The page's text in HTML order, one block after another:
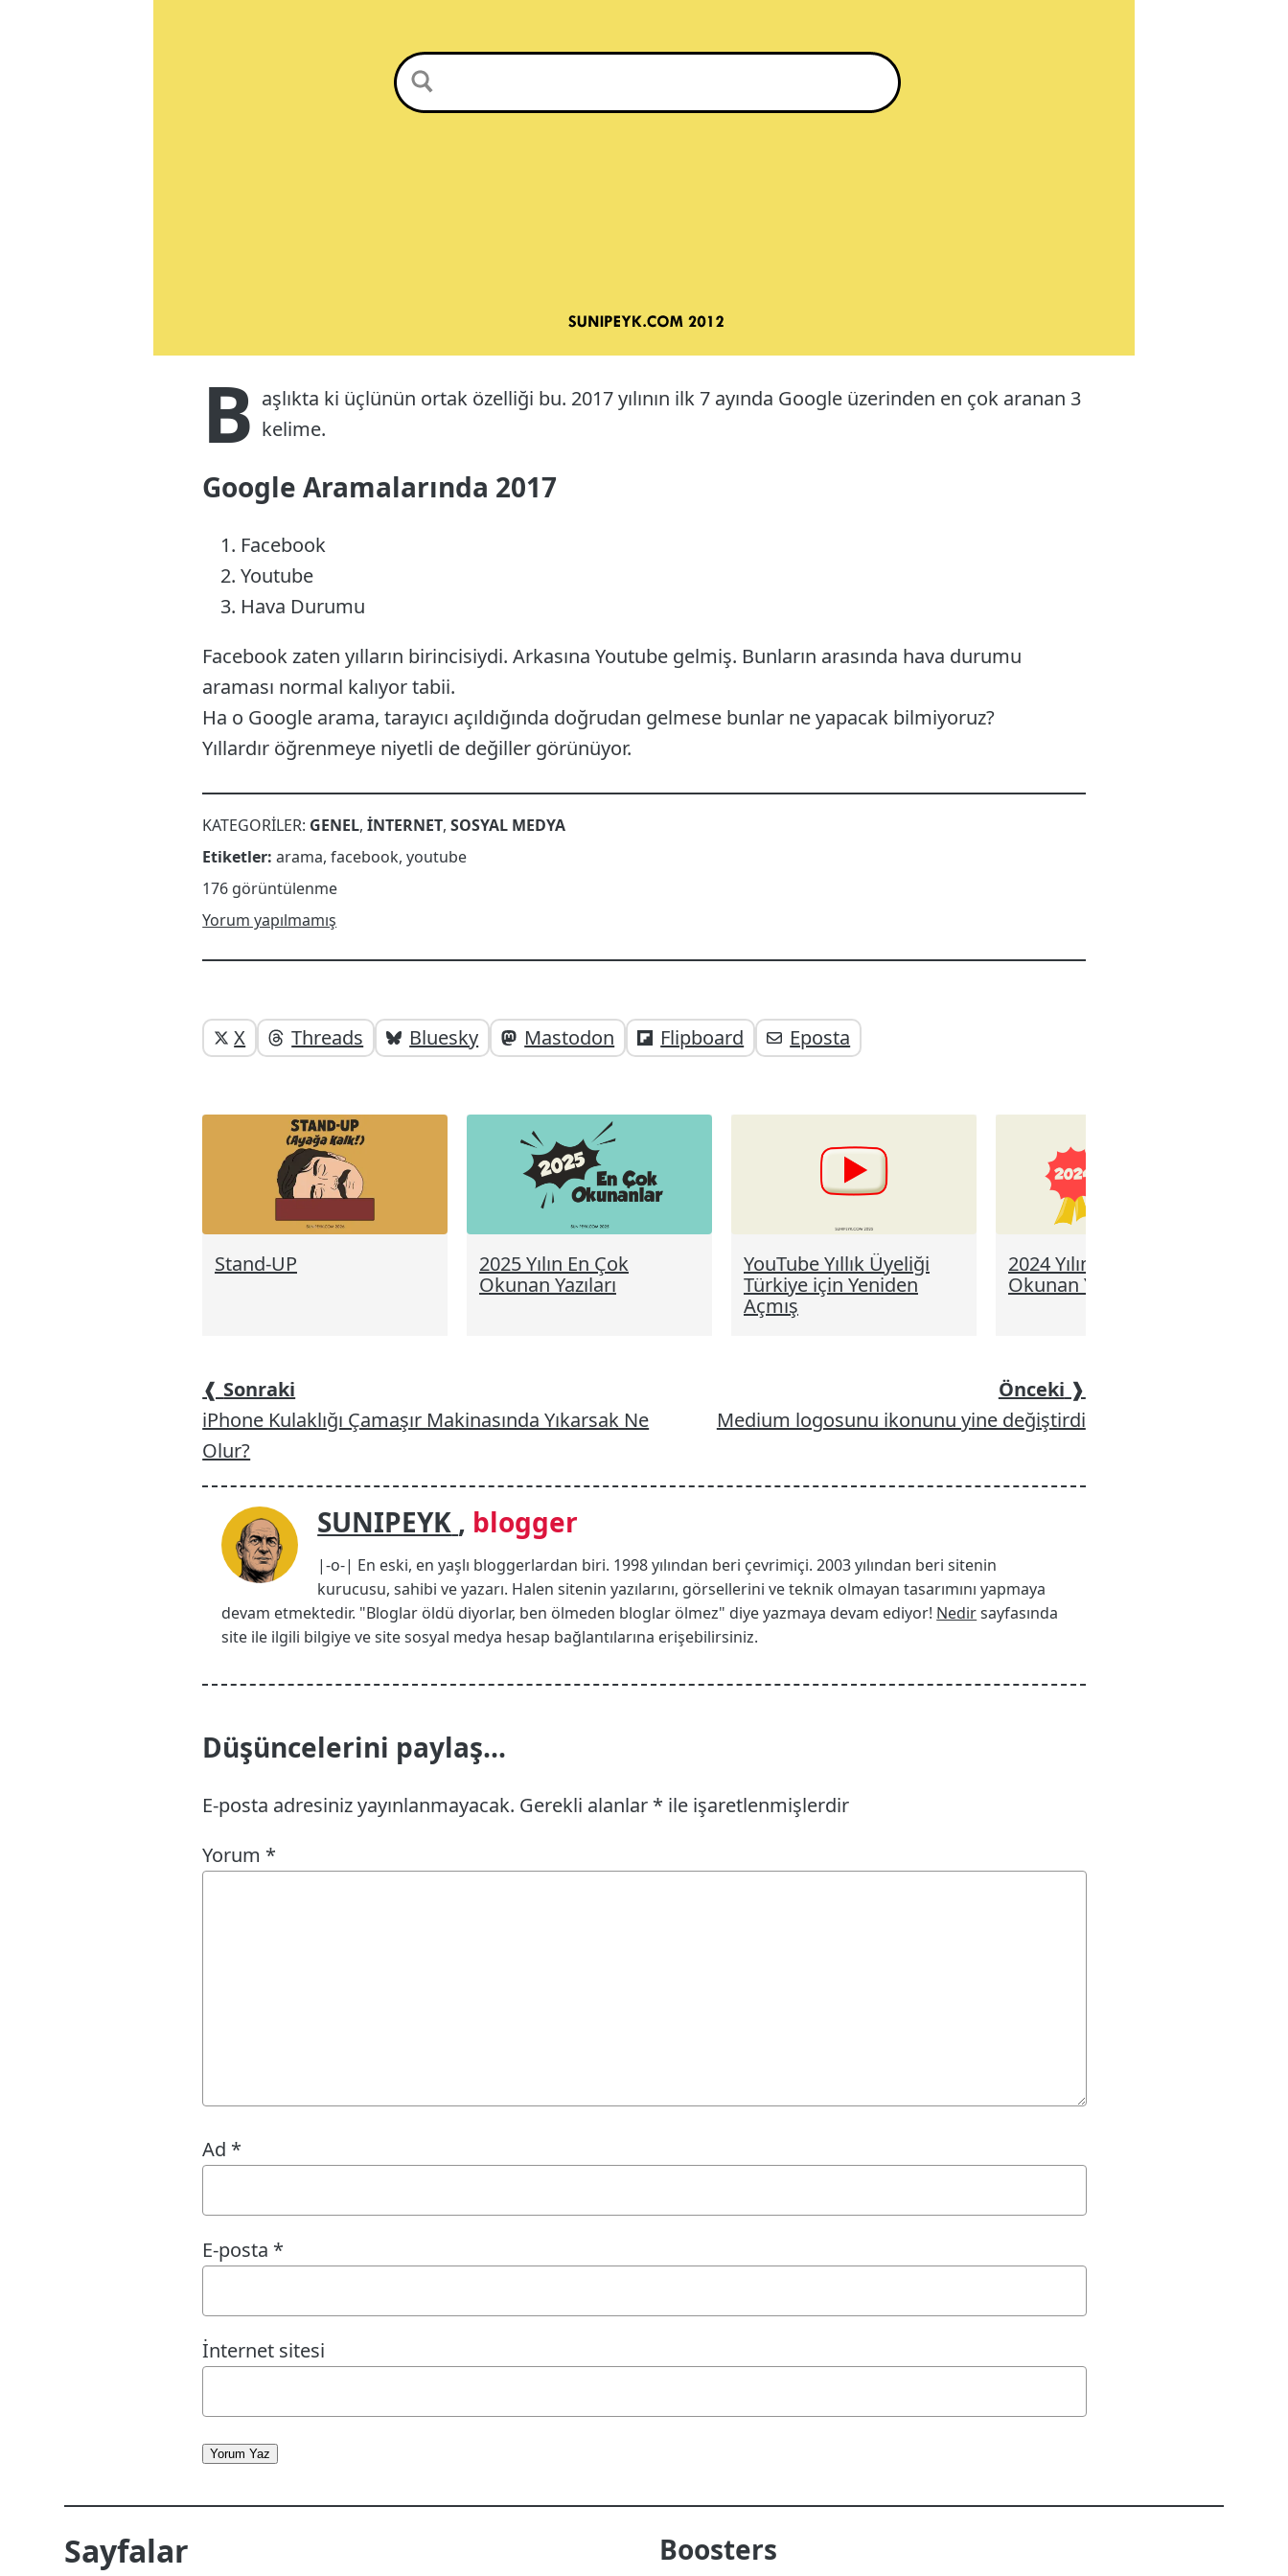
B aşlıkta ki üçlünün ortak özelliği bu. 2017 yılının ilk 7 ayında Google üzerinden en çok aranan 3
kelime.
Google Aramalarında 2017
Facebook
Youtube
Hava Durumu
Facebook zaten yılların birincisiydi. Arkasına Youtube gelmiş. Bunların arasında hava durumu
araması normal kalıyor tabii.
Ha o Google arama, tarayıcı açıldığında doğrudan gelmese bunlar ne yapacak bilmiyoruz?
Yıllardır öğrenmeye niyetli de değiller görünüyor.
KATEGORILER: GENEL,INTERNET,SOSYAL MEDYA
Etiketler: arama,facebook,youtube
176 görüntülenme
Yorum yapılmamış
Yazı
elemanları
Yazıyı
paylaşabilirsiniz;
X Threads Bluesky Mastodon Flipboard Eposta
Stand-UP
2025 Yılın En Çok
Okunan Yazıları
YouTube Yıllık Üyeliği
Türkiye için Yeniden
Açmış
2024 Yılının En Çok
Okunan Yazıları
❰ Sonraki
iPhone Kulaklığı Çamaşır Makinasında Yıkarsak Ne
Olur?
Önceki ❱
Medium logosunu ikonunu yine değiştirdi
SUNIPEYK , blogger
|-o-| En eski, en yaşlı bloggerlardan biri. 1998 yılından beri çevrimiçi. 2003 yılından beri sitenin
kurucusu, sahibi ve yazarı. Halen sitenin yazılarını, görsellerini ve teknik olmayan tasarımını yapmaya
devam etmektedir. "Bloglar öldü diyorlar, ben ölmeden bloglar ölmez" diye yazmaya devam ediyor! Nedirsayfasında
site ile ilgili bilgiye ve site sosyal medya hesap bağlantılarına erişebilirsiniz.
Düşüncelerini paylaş...
E-posta adresiniz yayınlanmayacak. Gerekli alanlar * ile işaretlenmişlerdir
Yorum *
Ad *
E-posta *
İnternet sitesi
Yorum Yaz
Sayfalar Boosters